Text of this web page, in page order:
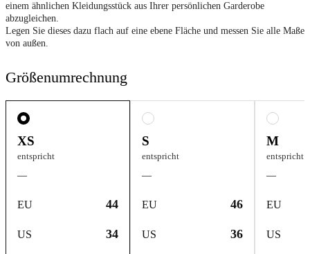
einem ähnlichen Kleidungsstück aus Ihrer persönlichen Garderobe
abzugleichen.
Legen Sie dieses dazu flach auf eine ebene Fläche und messen Sie alle Maße
von außen.
Größenumrechnung
XS
entspricht
—
EU 44
US 34
S
entspricht
—
EU 46
US 36
M
entspricht
—
EU
US